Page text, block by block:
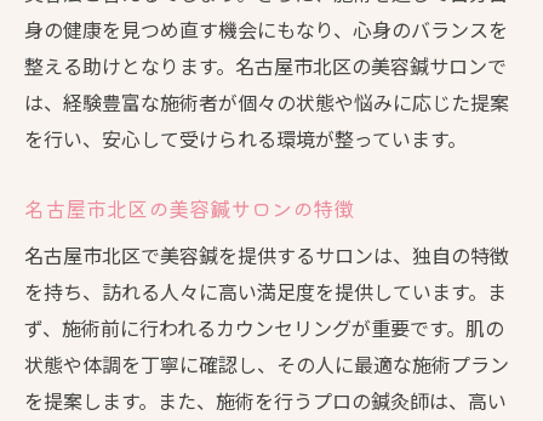
身の健康を見つめ直す機会にもなり、心身のバランスを
整える助けとなります。名古屋市北区の美容鍼サロンで
は、経験豊富な施術者が個々の状態や悩みに応じた提案
を行い、安心して受けられる環境が整っています。
名古屋市北区の美容鍼サロンの特徴
名古屋市北区で美容鍼を提供するサロンは、独自の特徴
を持ち、訪れる人々に高い満足度を提供しています。ま
ず、施術前に行われるカウンセリングが重要です。肌の
状態や体調を丁寧に確認し、その人に最適な施術プラン
を提案します。また、施術を行うプロの鍼灸師は、高い